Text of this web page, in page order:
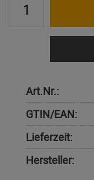
Art.Nr.:
GTIN/EAN:
Lieferzeit:
Hersteller: